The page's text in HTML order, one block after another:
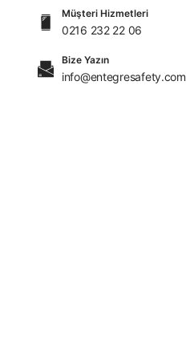
Müşteri Hizmetleri
0216 232 22 06
Bize Yazın
info@entegresafety.com